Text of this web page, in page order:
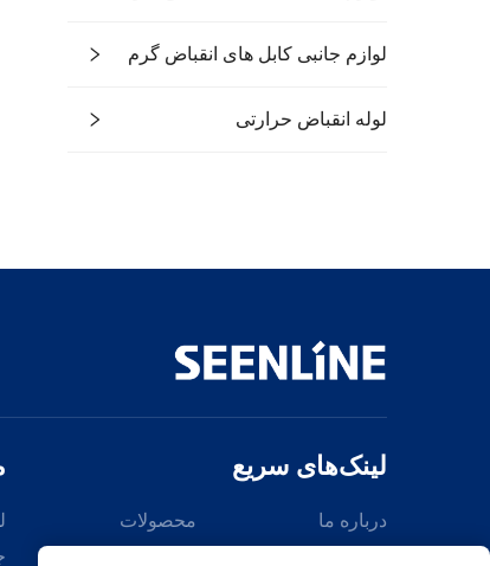
لوازم جانبی کابل های انقباض گرم
لوله انقباض حرارتی
لینک‌های سریع
درباره ما محصولات